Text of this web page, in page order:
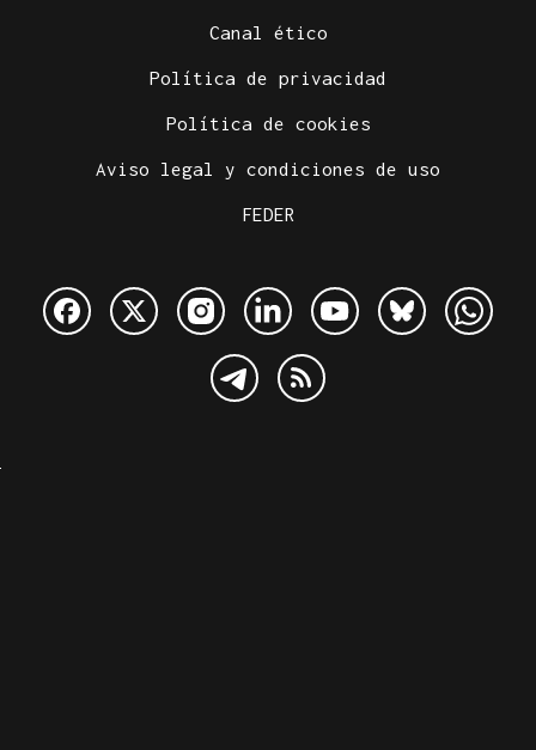
Canal ético
Política de privacidad
Política de cookies
Aviso legal y condiciones de uso
FEDER